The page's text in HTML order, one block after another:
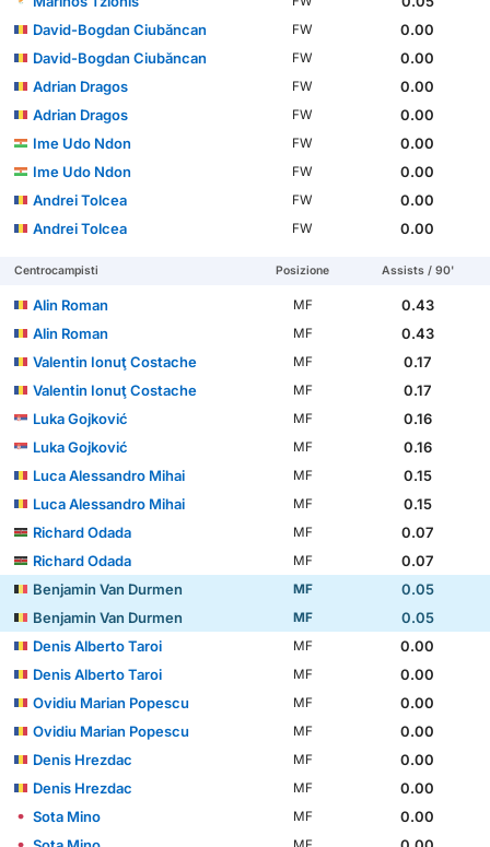
David-Bogdan Ciubăncan
FW
0.00
David-Bogdan Ciubăncan
FW
0.00
Adrian Dragos
FW
0.00
Adrian Dragos
FW
0.00
Ime Udo Ndon
FW
0.00
Ime Udo Ndon
FW
0.00
Andrei Tolcea
FW
0.00
Andrei Tolcea
FW 0.00
Centrocampisti Posizione Assists / 90'
Alin Roman MF
0.43
Alin Roman
MF
0.43
Valentin Ionuţ Costache
MF
0.17
Valentin Ionuţ Costache
MF
0.17
Luka Gojković
MF
0.16
Luka Gojković
MF
0.16
Luca Alessandro Mihai
MF
0.15
Luca Alessandro Mihai
MF
0.15
Richard Odada
MF
0.07
Richard Odada
MF
0.07
Benjamin Van Durmen
MF
0.05
Benjamin Van Durmen
MF
0.05
Denis Alberto Taroi
MF
0.00
Denis Alberto Taroi
MF
0.00
Ovidiu Marian Popescu
MF
0.00
Ovidiu Marian Popescu
MF
0.00
Denis Hrezdac
MF
0.00
Denis Hrezdac
MF
0.00
Sota Mino
MF
0.00